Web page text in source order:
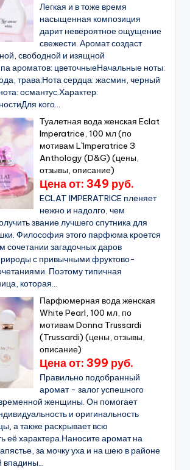
Легкая и в тоже время
насыщенная композиция
дарит невероятное ощущение
свежести. Аромат создаст
свободной и изящной
ароматов: цветочныеНачальные ноты:
трава;Нота сердца: жасмин, черный
османтус.Характер:
кого...
Туалетная вода женская Eclat
Imperatrice, 100 мл (по
мотивам L`Imperatrice 3
Anthology (D&G) (цены,
отзывы, описание)
Цена от: 349 руб.
ECLAT IMPERATRICE пленяет
нежно и надолго, чем
звание лучшего спутника для
Философия этого парфюма кроется
сочетании загадочных даров
с привычными фруктово-
Поэтому типичная
которая...
Парфюмерная вода женская
White Pearl, 100 мл, по
мотивам Donna Trussardi
(Trussardi) (цены, отзывы,
описание)
Цена от: 399 руб.
Правильно подобранный
аромат - залог успешного
женщины. Он помогает
и оригинальность
а также раскрывает всю
её характера.Наносите аромат на
за мочку уха и на шею в районе